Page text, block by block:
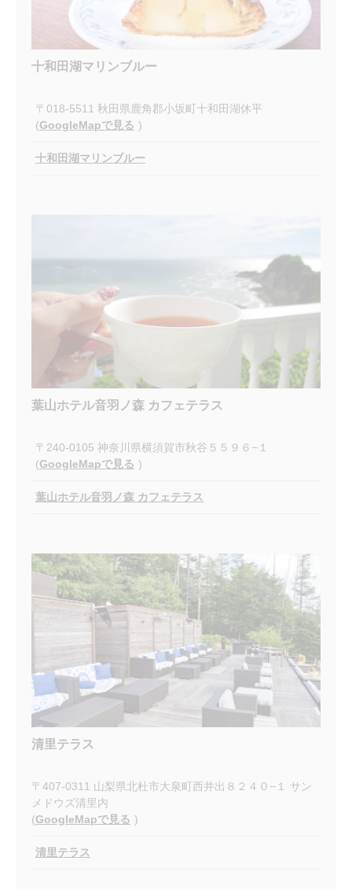
十和田湖マリンブルー
〒018-5511 秋田県鹿角郡小坂町十和田湖休平
(GoogleMapで見る )
十和田湖マリンブルー
葉山ホテル音羽ノ森 カフェテラス
〒240-0105 神奈川県横須賀市秋谷５５９６−１
(GoogleMapで見る )
葉山ホテル音羽ノ森 カフェテラス
清里テラス
〒407-0311 山梨県北杜市大泉町西井出８２４０−１ サン
メドウズ清里内
(GoogleMapで見る )
清里テラス